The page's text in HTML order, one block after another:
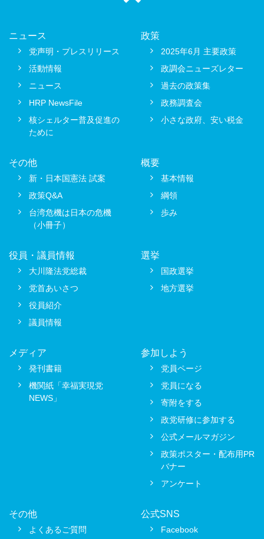
ニュース
党声明・プレスリリース
活動情報
ニュース
HRP NewsFile
核シェルター普及促進の
ために
政策
2025年6月 主要政策
政調会ニューズレター
過去の政策集
政務調査会
小さな政府、安い税金
その他
新・日本国憲法 試案
政策Q&A
台湾危機は日本の危機
（小冊子）
概要
基本情報
綱領
歩み
役員・議員情報
大川隆法党総裁
党首あいさつ
役員紹介
議員情報
選挙
国政選挙
地方選挙
メディア
発刊書籍
機関紙「幸福実現党
NEWS」
参加しよう
党員ページ
党員になる
寄附をする
政党研修に参加する
公式メールマガジン
政策ポスター・配布用PR
バナー
アンケート
その他
よくあるご質問
公式SNS
Facebook